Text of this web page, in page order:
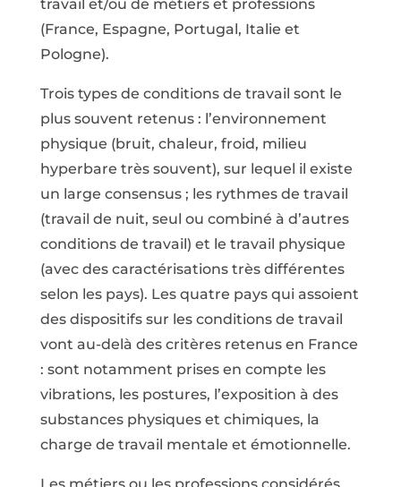
travail et/ou de métiers et professions
(France, Espagne, Portugal, Italie et
Pologne).
Trois types de conditions de travail sont le
plus souvent retenus : l’environnement
physique (bruit, chaleur, froid, milieu
hyperbare très souvent), sur lequel il existe
un large consensus ; les rythmes de travail
(travail de nuit, seul ou combiné à d’autres
conditions de travail) et le travail physique
(avec des caractérisations très différentes
selon les pays). Les quatre pays qui assoient
des dispositifs sur les conditions de travail
vont au-delà des critères retenus en France
: sont notamment prises en compte les
vibrations, les postures, l’exposition à des
substances physiques et chimiques, la
charge de travail mentale et émotionnelle.
Les métiers ou les professions considérés